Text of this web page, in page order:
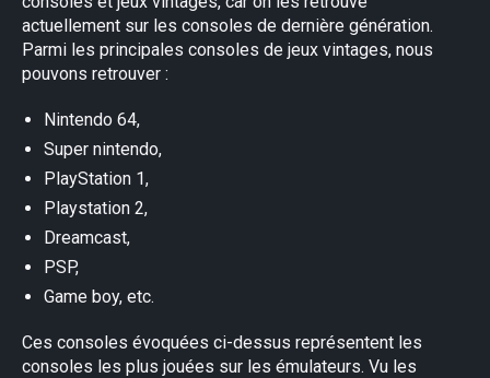
actuellement sur les consoles de dernière génération.
Parmi les principales consoles de jeux vintages, nous
pouvons retrouver :
Nintendo 64,
Super nintendo,
PlayStation 1,
Playstation 2,
Dreamcast,
PSP,
Game boy, etc.
Ces consoles évoquées ci-dessus représentent les
consoles les plus jouées sur les émulateurs. Vu les